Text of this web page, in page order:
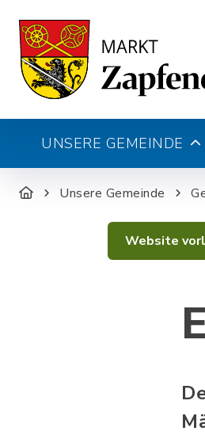
UNSERE GEMEINDE
Unsere Gemeinde
Website